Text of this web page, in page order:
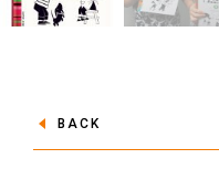
BACK